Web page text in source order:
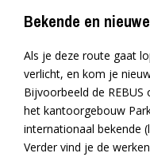
Bekende en
Als je deze route gaat
verlicht, en kom je
Bijvoorbeeld de
het kantoorgebouw
internationaal bekende
Verder vind je de